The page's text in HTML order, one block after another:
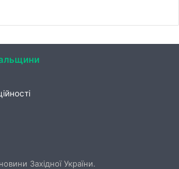
Західної України.